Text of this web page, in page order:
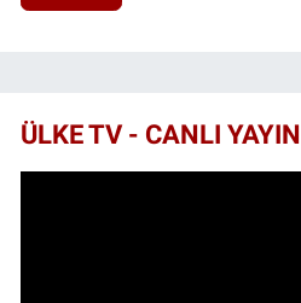
ÜLKE TV - CANLI YAYIN